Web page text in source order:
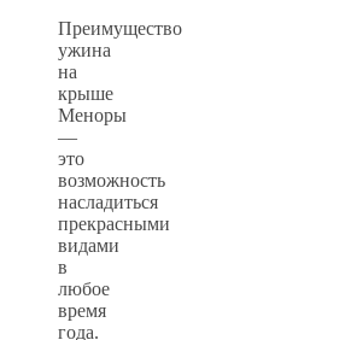
Преимущество
ужина
на
крыше
Меноры
—
это
возможность
насладиться
прекрасными
видами
в
любое
время
года.